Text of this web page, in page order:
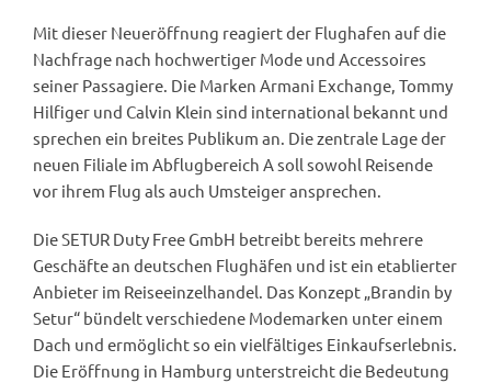
Mit dieser Neueröffnung reagiert der Flughafen auf die
Nachfrage nach hochwertiger Mode und Accessoires
seiner Passagiere. Die Marken Armani Exchange, Tommy
Hilfiger und Calvin Klein sind international bekannt und
sprechen ein breites Publikum an. Die zentrale Lage der
neuen Filiale im Abflugbereich A soll sowohl Reisende
vor ihrem Flug als auch Umsteiger ansprechen.
Die SETUR Duty Free GmbH betreibt bereits mehrere
Geschäfte an deutschen Flughäfen und ist ein etablierter
Anbieter im Reiseeinzelhandel. Das Konzept „Brandin by
Setur“ bündelt verschiedene Modemarken unter einem
Dach und ermöglicht so ein vielfältiges Einkaufserlebnis.
Die Eröffnung in Hamburg unterstreicht die Bedeutung